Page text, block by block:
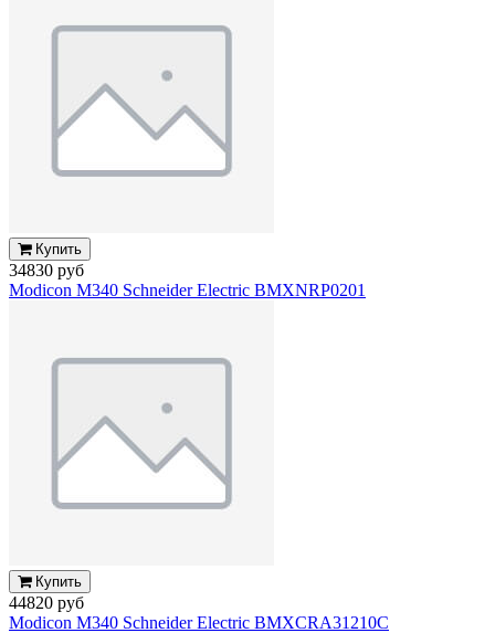
Купить
34830 руб
Modicon M340 Schneider Electric BMXNRP0201
Купить
44820 руб
Modicon M340 Schneider Electric BMXCRA31210C